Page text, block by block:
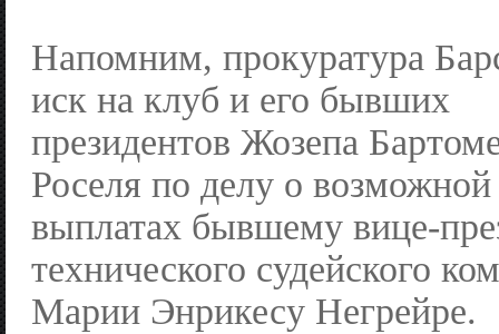
Напомним, прокуратура
иск на клуб и его бывших
президентов Жозепа
Роселя по делу о
выплатах бывшему вице-
технического судейского
Марии Энрикесу Негрейре.